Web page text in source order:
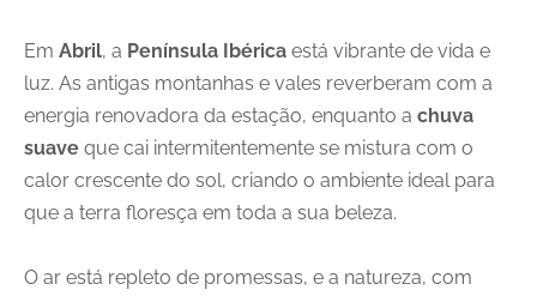
Em Abril, a Península Ibérica está vibrante de vida e
luz. As antigas montanhas e vales reverberam com a
energia renovadora da estação, enquanto a chuva
suave que cai intermitentemente se mistura com o
calor crescente do sol, criando o ambiente ideal para
que a terra floresça em toda a sua beleza.
O ar está repleto de promessas, e a natureza, com